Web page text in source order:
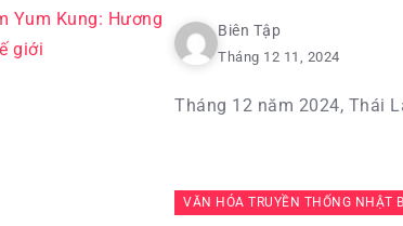
Biên Tập
Tháng 12 11, 2024
Tháng 12 năm 2024, Thái
VĂN HÓA TRUYỀN THỐNG NHẬT